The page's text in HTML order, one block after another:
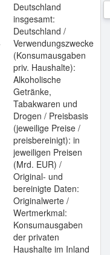
Deutschland
insgesamt:
Deutschland /
Verwendungszwecke
(Konsumausgaben
priv. Haushalte):
Alkoholische
Getränke,
Tabakwaren und
Drogen / Preisbasis
(jeweilige Preise /
preisbereinigt): in
jeweiligen Preisen
(Mrd. EUR) /
Original- und
bereinigte Daten:
Originalwerte /
Wertmerkmal:
Konsumausgaben
der privaten
Haushalte im Inland